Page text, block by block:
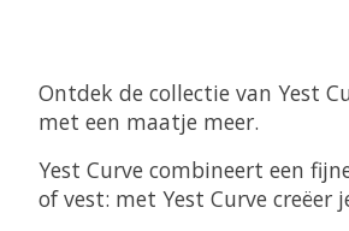
Ontdek de collectie van Yest
met een maatje meer.
Yest Curve combineert een
of vest: met Yest Curve